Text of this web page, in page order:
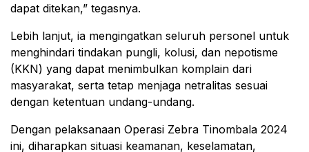
dapat ditekan,” tegasnya.
Lebih lanjut, ia mengingatkan seluruh personel untuk
menghindari tindakan pungli, kolusi, dan nepotisme
(KKN) yang dapat menimbulkan komplain dari
masyarakat, serta tetap menjaga netralitas sesuai
dengan ketentuan undang-undang.
Dengan pelaksanaan Operasi Zebra Tinombala 2024
ini, diharapkan situasi keamanan, keselamatan,